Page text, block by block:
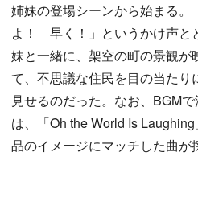
姉妹の登場シーンから始まる
よ！ 早く！」というかけ声と
妹と一緒に、架空の町の景観が
て、不思議な住民を目の当た
見せるのだった。なお、BGM
は、「Oh the World Is
品のイメージにマッチした曲が